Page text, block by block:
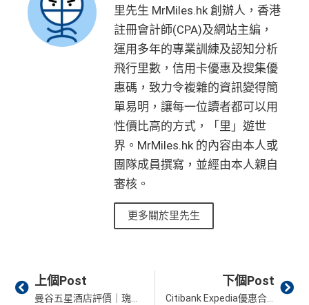
里先生 MrMiles.hk 創辦人，香港
註冊會計師(CPA)及網站主編，
運用多年的專業訓練及認知分析
飛行里數，信用卡優惠及搜集優
惠碼，致力令複雜的資訊變得簡
單易明，讓每一位讀者都可以用
性價比高的方式，「里」遊世
界。MrMiles.hk 的內容由本人或
團隊成員撰寫，並經由本人親自
審核。
更多關於里先生
Prev
上個Post
曼谷五星酒店評價｜瑰麗酒店 Rosewood Bangkok【多圖住宿報告】早餐／房間／膳食／設施／位置一覽！
下個Post
Citibank Expedia優惠合集︱限時機票加酒店優惠！另有全年酒店92折優惠！8月最新！